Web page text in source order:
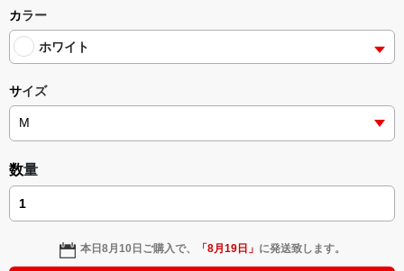
#小説 [刺すように燃えるような眼差しは] -Version2.
挿画&グッズカタログ <デザイン画集:BEST版>
＜著者:絵本/挿画作成＞ 凛々風 猛-リリカゼタケル
https://amzn.asia/d/hMo8oB0
-Comics Style Version.
挿画&グッズカタログ <デザイン画集:BEST版>
＜著者/絵本:挿画作成＞ 凛々風 猛 -リリカゼタケル
https://amzn.asia/d/gPVyU1t
＜著者 : 作詞＞ 凛々風 猛 -リリカゼタケル
日本語版: https://amzn.asia/d/ipdf8cX
英語版: https://amzn.asia/d/1nwVIb6
▶︎弛まぬ言霊[+挿画50作品版]
＜小説+作詞20曲+挿画50作品>
＜著者: 作詞/挿画作成＞ 凛々風 猛 -リリカゼタケル
日本語版: https://amzn.asia/d/3czgKs8
英語版: https://amzn.asia/d/bpIME7s
▶︎弛まぬ言霊 <+挿画/スケッチ&塗り絵ver.版>
-ロードムービー系ミュージカル小説 +作詞20曲
+挿画スケッチスタイル&塗り絵バージョン-
カラー
ホワイト
サイズ
数量
本日8月10日 ご購入で、 「8月19日 」 に発送致します。